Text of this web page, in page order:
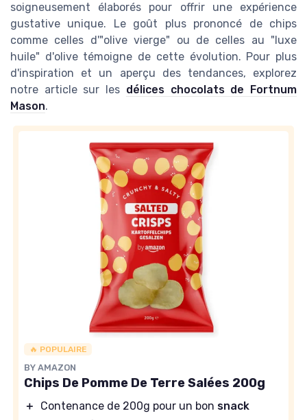
soigneusement élaborés pour offrir une expérience
gustative unique. Le goût plus prononcé de chips
comme celles d'"olive vierge" ou de celles au "luxe
huile" d'olive témoigne de cette évolution. Pour plus
d'inspiration et un aperçu des tendances, explorez
notre article sur les délices chocolats de Fortnum
Mason.
🔥 POPULAIRE
BY AMAZON
Chips De Pomme De Terre Salées 200g
＋ Contenance de 200g pour un bon snack